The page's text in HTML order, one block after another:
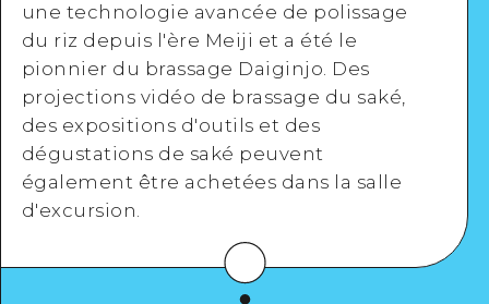
Google Maps
Voir en détail
une technologie avancée de polissage
du riz depuis l'ère Meiji et a été le
pionnier du brassage Daiginjo. Des
projections vidéo de brassage du saké,
des expositions d'outils et des
dégustations de saké peuvent
également être achetées dans la salle
d'excursion.